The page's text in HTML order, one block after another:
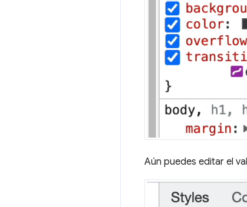
Aún puedes editar el